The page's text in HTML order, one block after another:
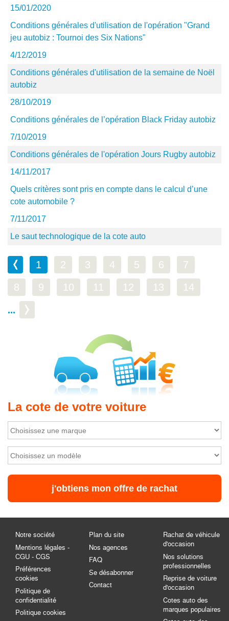
15/01/2020
Conditions générales d'utilisation de l'opération "Grand
jeu autobiz : Tournoi des Six Nations"
4/12/2019
Conditions générales d'utilisation de la semaine de Noël
autobiz
28/10/2019
Conditions générales de l’opération Black Friday autobiz
7/10/2019
Conditions générales de l'opération Jours Rugby autobiz
14/11/2017
Quels critères sont pris en compte dans le calcul d’une
cote automobile ?
7/11/2017
Le saut technologique de la cote auto
1 2 3 4 5 6
7
8
9 10 11 12 13 14
...
La cote de votre voiture
Notre société
Mentions légales -
CGU - CGS
Préférences
cookies
Politique de
confidentialité
Politique cookies
Plan du site
Nos agences
FAQ
Se désabonner
Contact
Rachat de véhicule
d'occasion
Nos solutions
professionnelles
Reprise de voiture
d'occasion
Cotes auto des
marques populaires